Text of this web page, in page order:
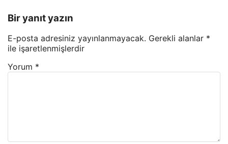
Bir yanıt yazın
E-posta adresiniz yayınlanmayacak. Gerekli alanlar *
ile işaretlenmişlerdir
Yorum *